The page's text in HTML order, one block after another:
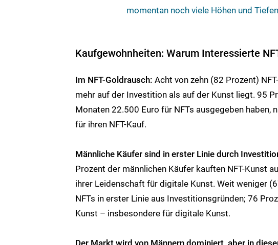
momentan noch viele Höhen und
Kaufgewohnheiten: Warum Interessierte
Im NFT-Goldrausch: Acht von zehn (82 Prozent)
mehr auf der Investition als auf der Kunst liegt. 95
Monaten 22.500 Euro für NFTs ausgegeben
für ihren NFT-Kauf.
Männliche Käufer sind in erster Linie durch
Prozent der männlichen Käufer kauften NFT-Kunst
ihrer Leidenschaft für digitale Kunst. Weit weniger
NFTs in erster Linie aus Investitionsgründen; 76
Kunst – insbesondere für digitale Kunst.
Der Markt wird von Männern dominiert, aber in